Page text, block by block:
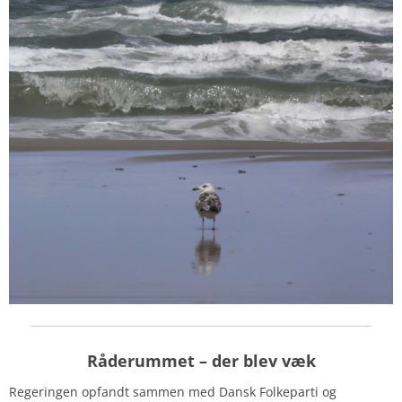
Råderummet– der blev væk
Regeringen opfandt sammen med Dansk Folkeparti og